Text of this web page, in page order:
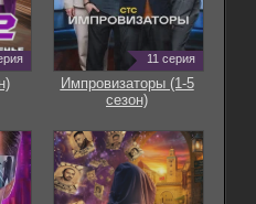
11 серия
Импровизаторы (1-5
сезон)